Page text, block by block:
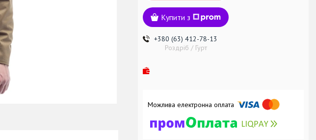
Купити з
+380 (63) 412-78-13
Роздріб / Гурт